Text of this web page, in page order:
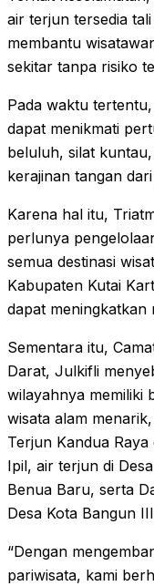
air terjun tersedia
membantu
sekitar tanpa risiko
Pada waktu
dapat menikmati
beluluh, silat
kerajinan tangan
Karena hal itu,
perlunya
semua destinasi
Kabupaten Kutai
dapat meningkatkan
Sementara itu,
Darat, Julkifli
wilayahnya memiliki
wisata alam
Terjun Kandua Raya
Ipil, air terjun di
Benua Baru, serta
Desa Kota Bangun
“Dengan
pariwisata, kami